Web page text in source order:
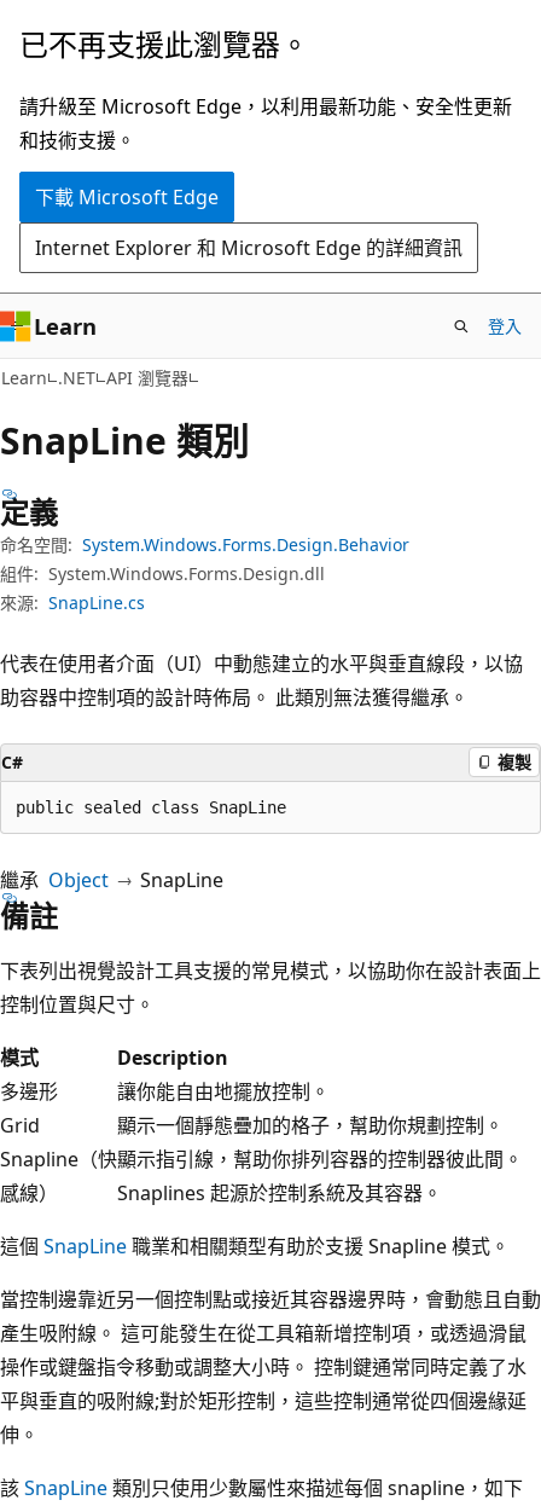
跳
主
要
內
跳
頁
面
內
覽
已不再支援此瀏覽器。
請升級至 Microsoft Edge，以利用最新功能、安全性更新
和技術支援。
下載 Microsoft Edge
Internet Explorer 和 Microsoft Edge 的詳細資訊
Learn 登入
Learn .NET API 瀏覽器
SnapLine 類別
定義
命名空間: System.Windows.Forms.Design.Behavior
組件: System.Windows.Forms.Design.dll
來源: SnapLine.cs
代表在使用者介面（UI）中動態建立的水平與垂直線段，以協
助容器中控制項的設計時佈局。 此類別無法獲得繼承。
C# 複製
public sealed class SnapLine
繼承 Object SnapLine
備註
下表列出視覺設計工具支援的常見模式，以協助你在設計表面上
控制位置與尺寸。
模式
Description
多邊形
讓你能自由地擺放控制。
Grid
顯示一個靜態疊加的格子，幫助你規劃控制。
Snapline（快
感線）
顯示指引線，幫助你排列容器的控制器彼此間。
Snaplines 起源於控制系統及其容器。
這個 SnapLine職業和相關類型有助於支援 Snapline 模式。
當控制邊靠近另一個控制點或接近其容器邊界時，會動態且自動
產生吸附線。 這可能發生在從工具箱新增控制項，或透過滑鼠
操作或鍵盤指令移動或調整大小時。 控制鍵通常同時定義了水
平與垂直的吸附線;對於矩形控制，這些控制通常從四個邊緣延
伸。
該SnapLine類別只使用少數屬性來描述每個 snapline，如下